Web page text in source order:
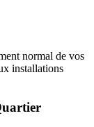
normal de vos
installations